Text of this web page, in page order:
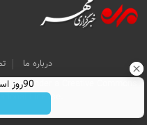
درباره ما
under a Creative Commons
License.